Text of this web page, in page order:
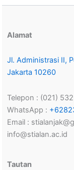
Alamat
Jl. Administrasi II,
Jakarta 10260
Telepon : (021)
WhatsApp :
Email :
info@stialan.ac.id
Tautan